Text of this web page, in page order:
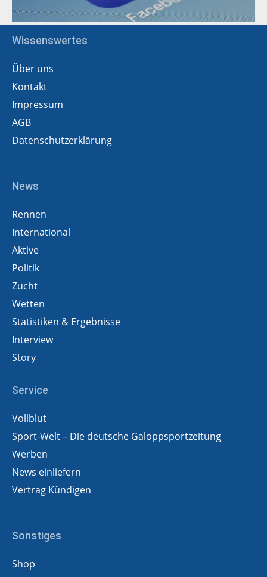
Wissenswertes
Über uns
Kontakt
Impressum
AGB
Datenschutzerklärung
News
Rennen
International
Aktive
Politik
Zucht
Wetten
Statistiken & Ergebnisse
Interview
Story
Service
Vollblut
Sport-Welt – Die deutsche Galoppsportzeitung
Werben
News einliefern
Vertrag Kündigen
Sonstiges
Shop